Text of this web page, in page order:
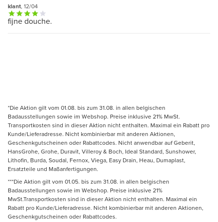
klant, 12/04
fijne douche.
*Die Aktion gilt vom 01.08. bis zum 31.08. in allen belgischen
Badausstellungen sowie im Webshop. Preise inklusive 21% MwSt.
Transportkosten sind in dieser Aktion nicht enthalten. Maximal ein Rabatt pro
Kunde/Lieferadresse. Nicht kombinierbar mit anderen Aktionen,
Geschenkgutscheinen oder Rabattcodes. Nicht anwendbar auf Geberit,
HansGrohe, Grohe, Duravit, Villeroy & Boch, Ideal Standard, Sunshower,
Lithofin, Burda, Soudal, Fernox, Viega, Easy Drain, Heau, Dumaplast,
Ersatzteile und Maßanfertigungen.
***Die Aktion gilt vom 01.05. bis zum 31.08. in allen belgischen
Badausstellungen sowie im Webshop. Preise inklusive 21%
MwSt.Transportkosten sind in dieser Aktion nicht enthalten. Maximal ein
Rabatt pro Kunde/Lieferadresse. Nicht kombinierbar mit anderen Aktionen,
Geschenkgutscheinen oder Rabattcodes.